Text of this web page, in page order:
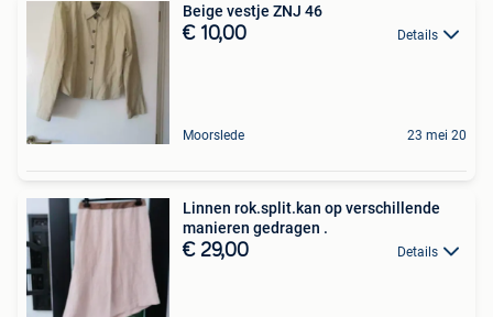
Beige vestje ZNJ 46
€ 10,00 Details
Moorslede 23 mei 20
Linnen rok.split.kan op verschillende
manieren gedragen .
€ 29,00 Details